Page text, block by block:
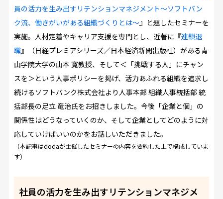
員の活力を生み出すリテンションマネジメント～ソフトバン
ク流、働きがいがある組織づくりとは～』と題したセミナーを
実施。人材定着やキャリア支援を専門とし、近著に『連鎖退
職』（日経プレミアシリーズ／日本経済新聞出版社）がある青
山学院大学の山本 寛教授、そして＜「挑戦する人」にチャン
スを＞という人事ポリシーを掲げ、活力あふれる組織を追求し
続けるソフトバンク株式会社より人事本部 組織人事統括部 統
括部長の足立 竜治氏をお招きしました。今後「企業と個」の
関係性はどうなっていくのか、そして企業としてどのように対
応していけばいいのかをお話しいただきました。
（本記事はdodaが主催したセミナーの内容を要約した上で構成していま
す）
社員の活力を生み出すリテンションマネジメ